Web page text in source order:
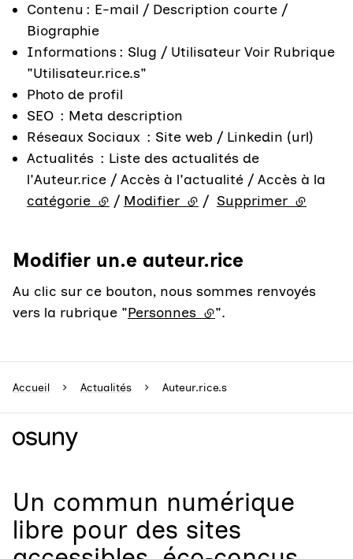
Contenu : E-mail / Description courte /
Biographie
Informations : Slug / Utilisateur Voir Rubrique
"Utilisateur.rice.s"
Photo de profil
SEO : Meta description
Réseaux Sociaux : Site web / Linkedin (url)
Actualités : Liste des actualités de
l'Auteur.rice / Accès à l'actualité / Accès à la
catégorie (lien externe)
/ Modifier (lien externe)
/ Supprimer (lien
Modifier un.e auteur.rice
Au clic sur ce bouton, nous sommes renvoyés
vers la rubrique "Personnes (lien externe)
".
Accueil Actualités Auteur.rice.s
Un commun numérique
libre pour des sites